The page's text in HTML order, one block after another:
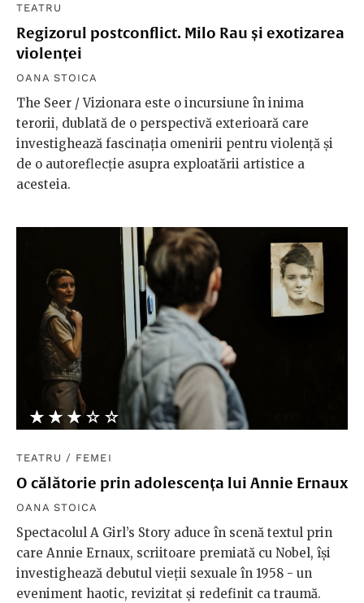
TEATRU
Regizorul postconflict. Milo Rau și exotizarea
violenței
OANA STOICA
The Seer / Vizionara este o incursiune în inima
terorii, dublată de o perspectivă exterioară care
investighează fascinația omenirii pentru violență și
de o autoreflecție asupra exploatării artistice a
acesteia.
★★★★★
☆☆☆☆☆
TEATRU / FEMEI
O călătorie prin adolescența lui Annie Ernaux
OANA STOICA
Spectacolul A Girl’s Story aduce în scenă textul prin
care Annie Ernaux, scriitoare premiată cu Nobel, își
investighează debutul vieții sexuale în 1958 - un
eveniment haotic, revizitat și redefinit ca traumă.